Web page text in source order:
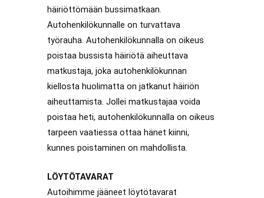
häiriöttömään bussimatkaan.
Autohenkilökunnalle on turvattava
työrauha. Autohenkilökunnalla on oikeus
poistaa bussista häiriötä aiheuttava
matkustaja, joka autohenkilökunnan
kiellosta huolimatta on jatkanut häiriön
aiheuttamista. Jollei matkustajaa voida
poistaa heti, autohenkilökunnalla on oikeus
tarpeen vaatiessa ottaa hänet kiinni,
kunnes poistaminen on mahdollista.
LÖYTÖTAVARAT
Autoihimme jääneet löytötavarat